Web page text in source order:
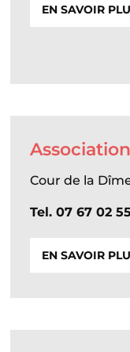
EN SAVOIR
Cour de la
Tel. 07 67 02
EN SAVOIR